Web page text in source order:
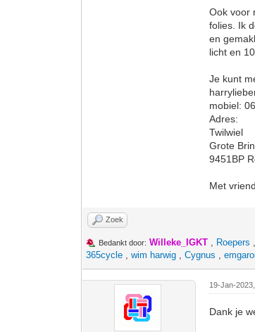
Ook voor
folies. Ik
en
licht en
Je kunt
mobiel:
Adres:
Twilwiel
Grote
9451BP
Met
Zoek
Bedankt door: Willeke_IGKT , Roepers ,
365cycle ,wim harwig ,Cygnus ,
19-Jan-
Dank je